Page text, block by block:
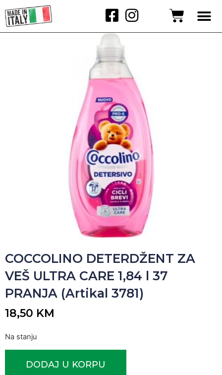
COCCOLINO DETERDŽENT ZA
VEŠ ULTRA CARE 1,84 l 37
PRANJA (Artikal 3781)
18,50 KM
Na stanju
DODAJ U KORPU